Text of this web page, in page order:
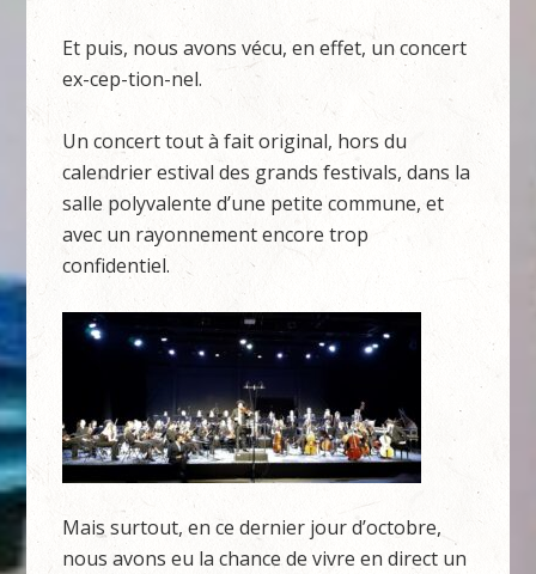
Et puis, nous avons vécu, en effet, un concert
ex-cep-tion-nel.
Un concert tout à fait original, hors du
calendrier estival des grands festivals, dans la
salle polyvalente d’une petite commune, et
avec un rayonnement encore trop
confidentiel.
Mais surtout, en ce dernier jour d’octobre,
nous avons eu la chance de vivre en direct un